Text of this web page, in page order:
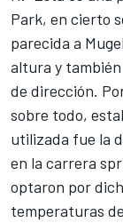
Park, en cierto
parecida a
altura y
de dirección.
sobre todo,
utilizada fue la
en la carrera
optaron por
temperaturas